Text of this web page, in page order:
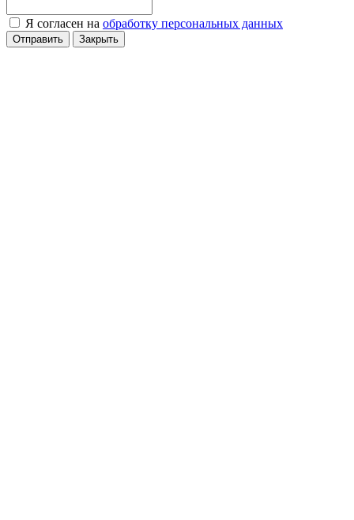
Я согласен на обработку персональных данных
Отправить Закрыть